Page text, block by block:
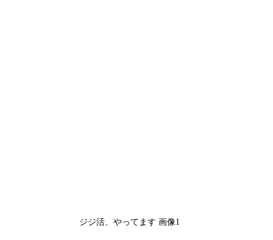
ジジ活、やってます 画像1